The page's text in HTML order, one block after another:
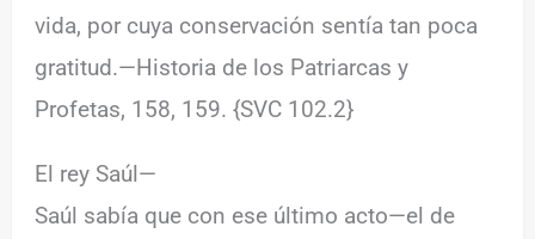
vida, por cuya conservación sentía tan poca
gratitud.—Historia de los Patriarcas y
Profetas, 158, 159. {SVC 102.2}
El rey Saúl—
Saúl sabía que con ese último acto—el de